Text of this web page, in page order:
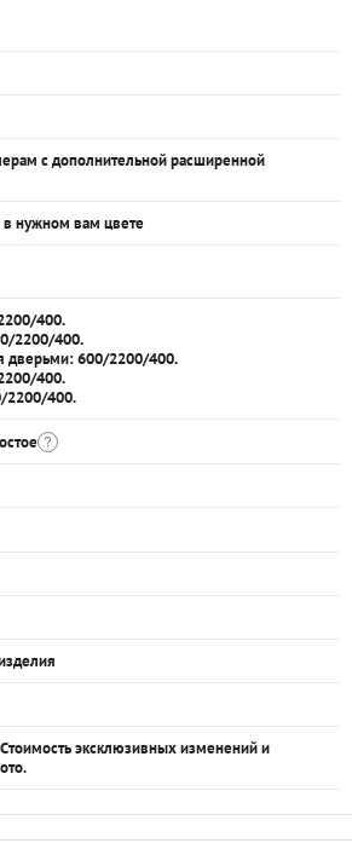
с дополнительной расширенной
нужном вам цвете
400.
2200/400.
дверьми: 600/2200/400.
400.
2200/400.
эксклюзивных изменений и